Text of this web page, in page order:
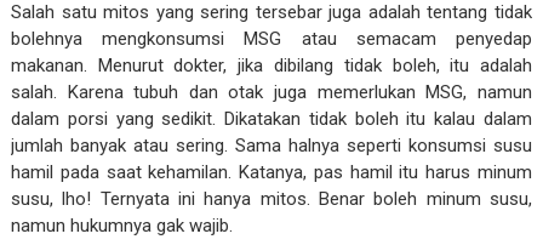
Salah satu mitos yang sering tersebar juga adalah tentang tidak
bolehnya mengkonsumsi MSG atau semacam penyedap
makanan. Menurut dokter, jika dibilang tidak boleh, itu adalah
salah. Karena tubuh dan otak juga memerlukan MSG, namun
dalam porsi yang sedikit. Dikatakan tidak boleh itu kalau dalam
jumlah banyak atau sering. Sama halnya seperti konsumsi susu
hamil pada saat kehamilan. Katanya, pas hamil itu harus minum
susu, lho! Ternyata ini hanya mitos. Benar boleh minum susu,
namun hukumnya gak wajib.